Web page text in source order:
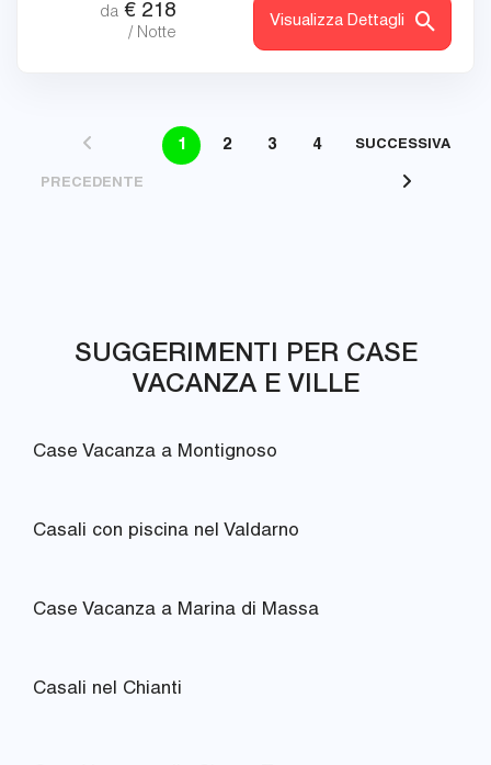
da € 218
/ Notte
Visualizza Dettagli
PRECEDENTE
1 2 3 4 SUCCESSIVA
SUGGERIMENTI PER CASE
VACANZA E VILLE
Case Vacanza a Montignoso
Casali con piscina nel Valdarno
Case Vacanza a Marina di Massa
Casali nel Chianti